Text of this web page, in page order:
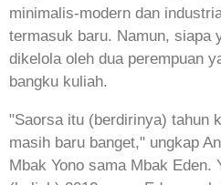
minimalis-modern dan
termasuk baru. Namun, siapa
dikelola oleh dua perempuan
bangku kuliah.
"Saorsa itu (berdirinya) tahun
masih baru banget," ungkap
Mbak Yono sama Mbak Eden.